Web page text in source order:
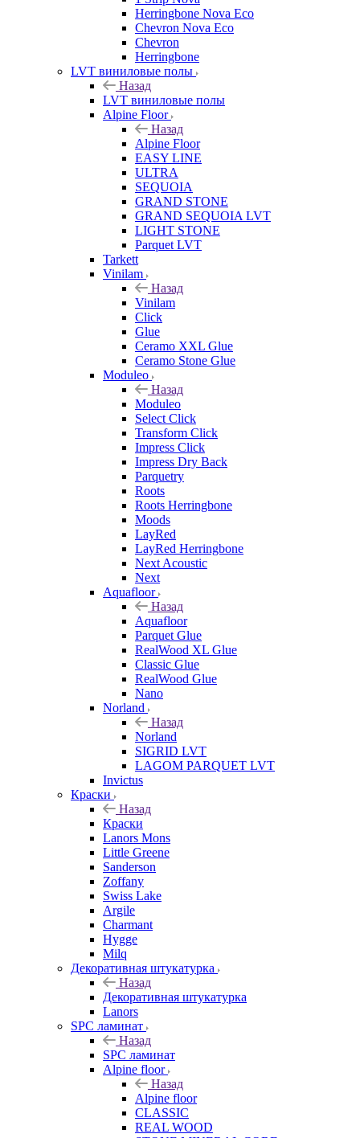
Herringbone Nova Eco
Chevron Nova Eco
Chevron
Herringbone
LVT виниловые полы
Назад
LVT виниловые полы
Alpine Floor
Назад
Alpine Floor
EASY LINE
ULTRA
SEQUOIA
GRAND STONE
GRAND SEQUOIA LVT
LIGHT STONE
Parquet LVT
Tarkett
Vinilam
Назад
Vinilam
Click
Glue
Ceramo XXL Glue
Ceramo Stone Glue
Moduleo
Назад
Moduleo
Select Click
Transform Click
Impress Click
Impress Dry Back
Parquetry
Roots
Roots Herringbone
Moods
LayRed
LayRed Herringbone
Next Acoustic
Next
Aquafloor
Назад
Aquafloor
Parquet Glue
RealWood XL Glue
Classic Glue
RealWood Glue
Nano
Norland
Назад
Norland
SIGRID LVT
LAGOM PARQUET LVT
Invictus
Краски
Назад
Краски
Lanors Mons
Little Greene
Sanderson
Zoffany
Swiss Lake
Argile
Charmant
Hygge
Milq
Декоративная штукатурка
Назад
Декоративная штукатурка
Lanors
SPC ламинат
Назад
SPC ламинат
Alpine floor
Назад
Alpine floor
CLASSIC
REAL WOOD